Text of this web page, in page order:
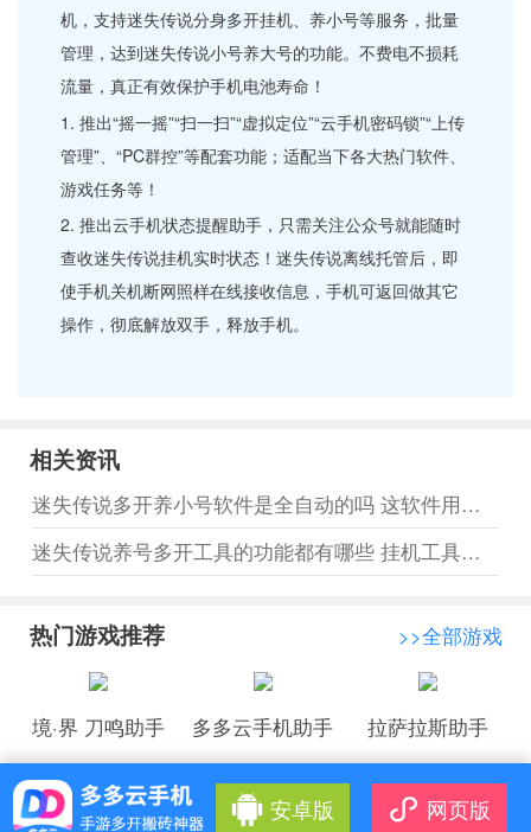
机，支持迷失传说分身多开挂机、养小号等服务，批量
管理，达到迷失传说小号养大号的功能。不费电不损耗
流量，真正有效保护手机电池寿命！
1. 推出“摇一摇”“扫一扫”“虚拟定位”“云手机密码锁”“上传
管理”、“PC群控”等配套功能；适配当下各大热门软件、
游戏任务等！
2. 推出云手机状态提醒助手，只需关注公众号就能随时
查收迷失传说挂机实时状态！迷失传说离线托管后，即
使手机关机断网照样在线接收信息，手机可返回做其它
操作，彻底解放双手，释放手机。
相关资讯
迷失传说多开养小号软件是全自动的吗 这软件用的效果怎么样
迷失传说养号多开工具的功能都有哪些 挂机工具具体怎么用
热门游戏推荐 >>全部游戏
境·界 刀鸣助手 多多云手机助手 拉萨拉斯助手
安卓版 网页版